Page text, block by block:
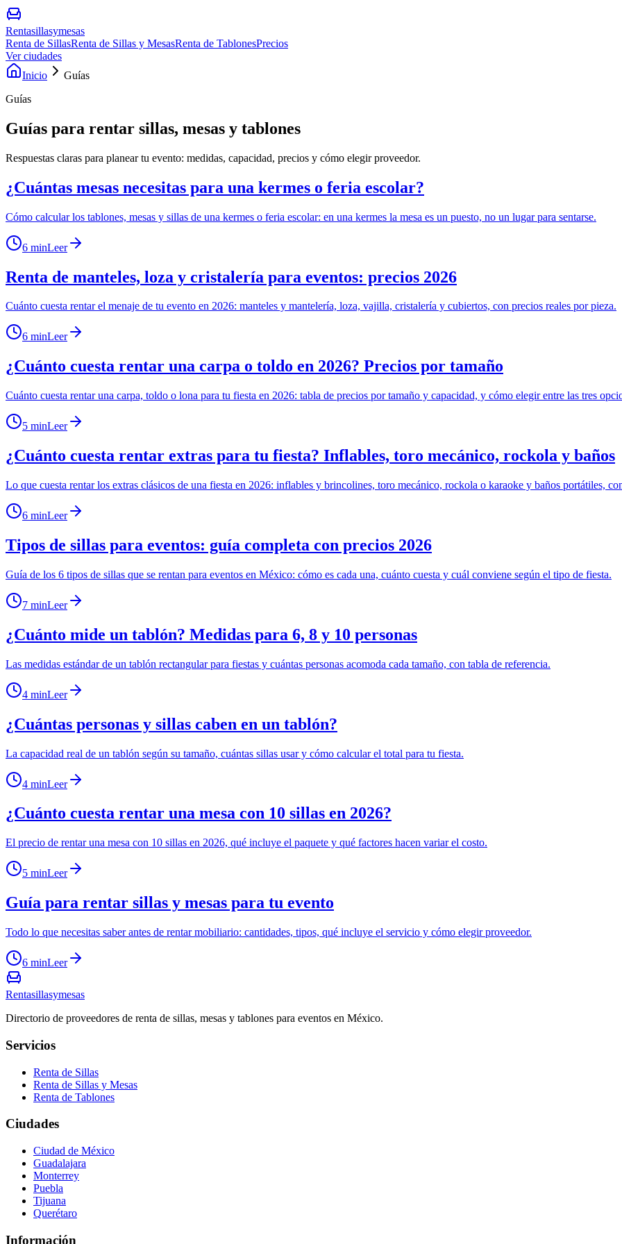
Rentasillasymesas
Renta de SillasRenta de Sillas y MesasRenta de TablonesPrecios
Ver ciudades
Inicio
Guías
Guías
Guías para rentar sillas, mesas y tablones
Respuestas claras para planear tu evento: medidas, capacidad, precios y cómo elegir proveedor.
¿Cuántas mesas necesitas para una kermes o feria escolar?
Cómo calcular los tablones, mesas y sillas de una kermes o feria escolar: en una kermes la mesa es un puesto, no un lugar para sentarse.
6 minLeer
Renta de manteles, loza y cristalería para eventos: precios 2026
Cuánto cuesta rentar el menaje de tu evento en 2026: manteles y mantelería, loza, vajilla, cristalería y cubiertos, con precios reales por pieza.
6 minLeer
¿Cuánto cuesta rentar una carpa o toldo en 2026? Precios por tamaño
Cuánto cuesta rentar una carpa, toldo o lona para tu fiesta en 2026: tabla de precios por tamaño y capacidad, y cómo elegir entre las tres
5 minLeer
¿Cuánto cuesta rentar extras para tu fiesta? Inflables, toro mecánico, rockola y baños
Lo que cuesta rentar los extras clásicos de una fiesta en 2026: inflables y brincolines, toro mecánico, rockola o karaoke y baños portátiles,
6 minLeer
Tipos de sillas para eventos: guía completa con precios 2026
Guía de los 6 tipos de sillas que se rentan para eventos en México: cómo es cada una, cuánto cuesta y cuál conviene según el tipo de fiesta.
7 minLeer
¿Cuánto mide un tablón? Medidas para 6, 8 y 10 personas
Las medidas estándar de un tablón rectangular para fiestas y cuántas personas acomoda cada tamaño, con tabla de referencia.
4 minLeer
¿Cuántas personas y sillas caben en un tablón?
La capacidad real de un tablón según su tamaño, cuántas sillas usar y cómo calcular el total para tu fiesta.
4 minLeer
¿Cuánto cuesta rentar una mesa con 10 sillas en 2026?
El precio de rentar una mesa con 10 sillas en 2026, qué incluye el paquete y qué factores hacen variar el costo.
5 minLeer
Guía para rentar sillas y mesas para tu evento
Todo lo que necesitas saber antes de rentar mobiliario: cantidades, tipos, qué incluye el servicio y cómo elegir proveedor.
6 minLeer
Rentasillasymesas
Directorio de proveedores de renta de sillas, mesas y tablones para eventos en México.
Servicios
Renta de Sillas
Renta de Sillas y Mesas
Renta de Tablones
Ciudades
Ciudad de México
Guadalajara
Monterrey
Puebla
Tijuana
Querétaro
Información